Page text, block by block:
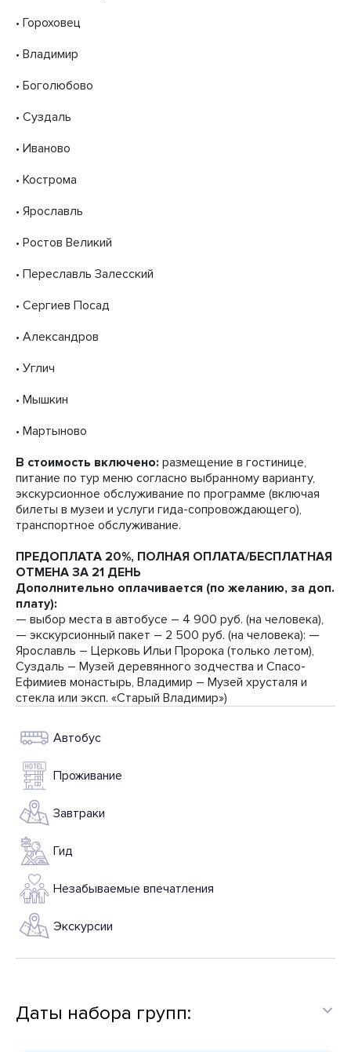
• Гороховец
• Владимир
• Боголюбово
• Суздаль
• Иваново
• Кострома
• Ярославль
• Ростов Великий
• Переславль Залесский
• Сергиев Посад
• Александров
• Углич
• Мышкин
• Мартыново
В стоимость включено: размещение в гостинице,
питание по тур меню согласно выбранному варианту,
экскурсионное обслуживание по программе (включая
билеты в музеи и услуги гида-сопровождающего),
транспортное обслуживание.
ПРЕДОПЛАТА 20%, ПОЛНАЯ ОПЛАТА/БЕСПЛАТНАЯ
ОТМЕНА ЗА 21 ДЕНЬ
Дополнительно оплачивается (по желанию, за доп.
плату):
— выбор места в автобусе – 4 900 руб. (на человека),
— экскурсионный пакет – 2 500 руб. (на человека): —
Ярославль – Церковь Ильи Пророка (только летом),
Суздаль – Музей деревянного зодчества и Спасо-
Ефимиев монастырь, Владимир – Музей хрусталя и
стекла или эксп. «Старый Владимир»)
Автобус
Проживание
Завтраки
Гид
Незабываемые впечатления
Экскурсии
Даты набора групп: